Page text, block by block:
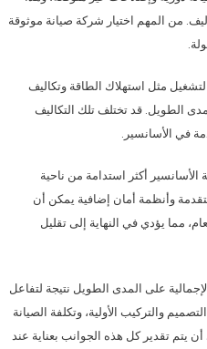
من المهم اختيار شركة صيانة موثوقة
مثل استهلاك الطاقة وتكاليف
الطويل. قد تختلف تلك التكاليف
في الأسانسير.
أكثر استدامة من ناحية
وأنظمة أمان إضافية يمكن أن
مما يؤدي في النهاية إلى تقليل
على المدى الطويل نتيجة لتفاعل
والتركيب الأولية، وتكلفة الصيانة
يتم تقدير كل هذه الجوانب بعناية عند